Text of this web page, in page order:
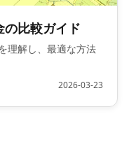
の比較ガイド
理解し、最適な方法
2026-03-23